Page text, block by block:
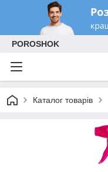
POROSHOK
Каталог товарів